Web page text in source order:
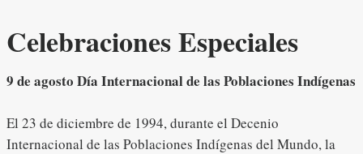
Celebraciones Especiales
9 de agosto Día Internacional de las Poblaciones Indígenas
El 23 de diciembre de 1994, durante el Decenio
Internacional de las Poblaciones Indígenas del Mundo, la